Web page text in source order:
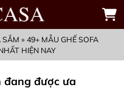
SẮM » 49+ MẪU GHẾ SOFA
HIỆN NAY
được ưa